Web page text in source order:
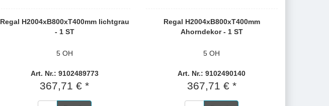
Regal H2004xB800xT400mm lichtgrau
- 1 ST
5 OH
Art. Nr.: 9102489773
367,71 € *
Regal H2004xB800xT400mm
Ahorndekor - 1 ST
5 OH
Art. Nr.: 9102490140
367,71 € *